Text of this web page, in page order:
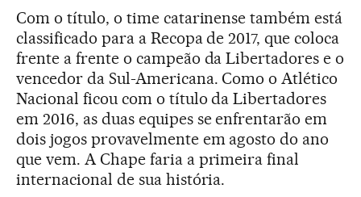
Com o título, o time catarinense também está
classificado para a Recopa de 2017, que coloca
frente a frente o campeão da Libertadores e o
vencedor da Sul-Americana. Como o Atlético
Nacional ficou com o título da Libertadores
em 2016, as duas equipes se enfrentarão em
dois jogos provavelmente em agosto do ano
que vem. A Chape faria a primeira final
internacional de sua história.